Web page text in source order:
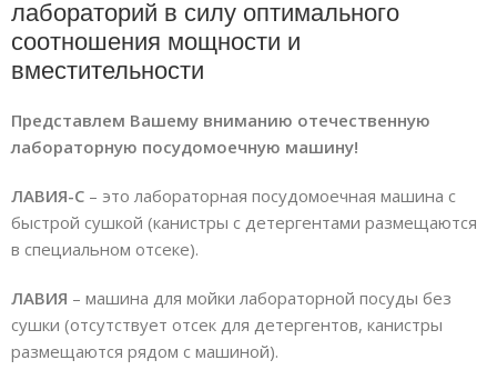
лабораторий в силу оптимального
соотношения мощности и
вместительности
Представлем Вашему вниманию отечественную
лабораторную посудомоечную машину!
ЛАВИЯ-С – это лабораторная посудомоечная машина с
быстрой сушкой (канистры с детергентами размещаются
в специальном отсеке).
ЛАВИЯ – машина для мойки лабораторной посуды без
сушки (отсутствует отсек для детергентов, канистры
размещаются рядом с машиной).